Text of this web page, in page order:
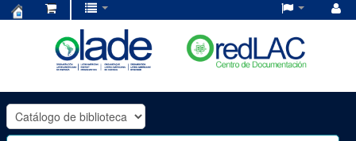
OLADE
-